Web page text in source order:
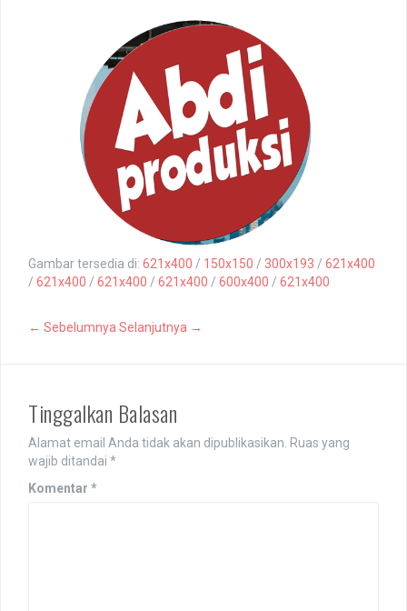
Gambar tersedia di: 621x400 / 150x150 / 300x193 / 621x400
/ 621x400 / 621x400 / 621x400 / 600x400 / 621x400
← Sebelumnya Selanjutnya →
Tinggalkan Balasan
Alamat email Anda tidak akan dipublikasikan. Ruas yang
wajib ditandai *
Komentar *